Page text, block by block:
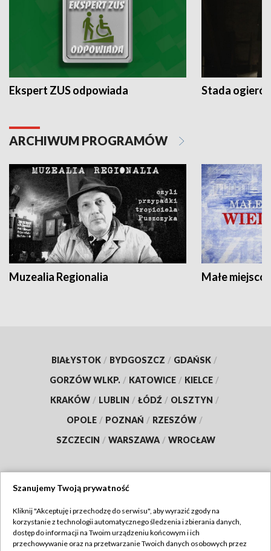
Ekspert ZUS odpowiada Stada
ARCHIWUM PROGRAMÓW
Muzealia Regionalia Małe
BIAŁYSTOK / BYDGOSZCZ / GDAŃSK /
GORZÓW WLKP. / KATOWICE / KIELCE /
KRAKÓW / LUBLIN / ŁÓDŹ / OLSZTYN /
OPOLE / POZNAŃ / RZESZÓW /
SZCZECIN / WARSZAWA / WROCŁAW
TVP
Abonament TVP
Regulamin TVP
Szanujemy Twoją prywatność
Kliknij "Akceptuję i przechodzę do serwisu", aby wyrazić zgody na
korzystanie z technologii automatycznego śledzenia i zbierania danych,
dostęp do informacji na Twoim urządzeniu końcowym i ich
przechowywanie oraz na przetwarzanie Twoich danych osobowych przez